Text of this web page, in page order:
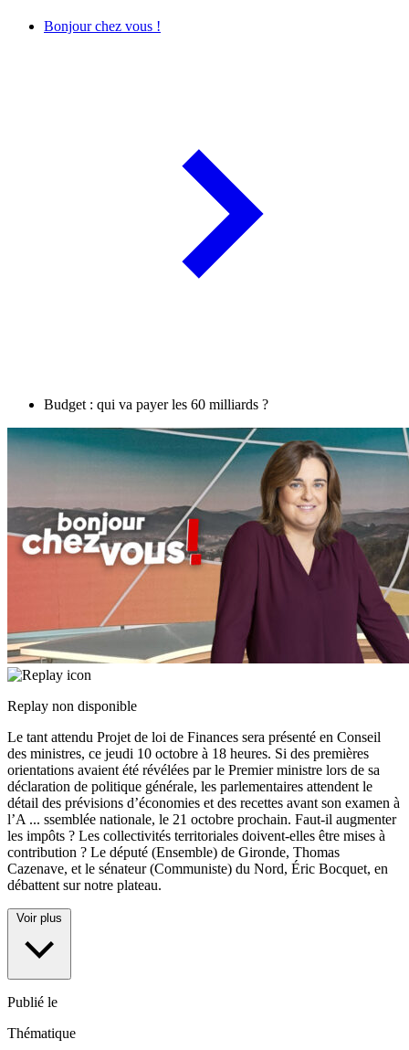
Bonjour chez vous !
Budget : qui va payer les 60 milliards ?
Replay non disponible
Le tant attendu Projet de loi de Finances sera présenté en Conseil
des ministres, ce jeudi 10 octobre à 18 heures. Si des premières
orientations avaient été révélées par le Premier ministre lors de sa
déclaration de politique générale, les parlementaires attendent le
détail des prévisions d’économies et des recettes avant son examen à
l’A ... ssemblée nationale, le 21 octobre prochain. Faut-il augmenter
les impôts ? Les collectivités territoriales doivent-elles être mises à
contribution ? Le député (Ensemble) de Gironde, Thomas
Cazenave, et le sénateur (Communiste) du Nord, Éric Bocquet, en
débattent sur notre plateau.
Voir plus
Publié le
Thématique